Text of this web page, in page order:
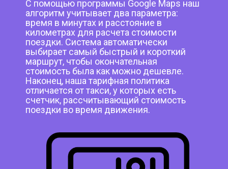
С помощью программы Google Maps наш
алгоритм учитывает два параметра:
время в минутах и расстояние в
километрах для расчета стоимости
поездки. Система автоматически
выбирает самый быстрый и короткий
маршрут, чтобы окончательная
стоимость была как можно дешевле.
Наконец, наша тарифная политика
отличается от такси, у которых есть
счетчик, рассчитывающий стоимость
поездки во время движения.